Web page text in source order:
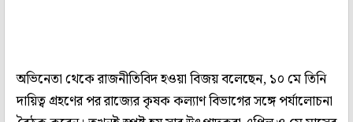
অভিনেতা থেকে রাজনীতিবিদ হওয়া বিজয় বলেছেন, ১০ মে তিনি
দায়িত্ব গ্রহণের পর রাজ্যের কৃষক কল্যাণ বিভাগের সঙ্গে পর্যালোচনা